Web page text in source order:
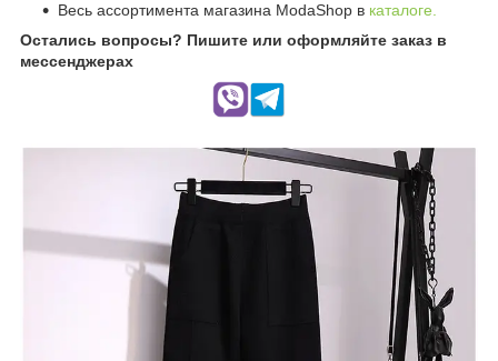
Весь ассортимента магазина ModaShop в каталоге.
Остались вопросы? Пишите или оформляйте заказ в
мессенджерах